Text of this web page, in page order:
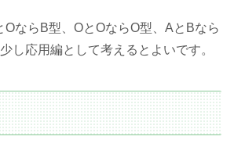
ならB型、OとOならO型、AとBなら
し応用編として考えるとよいです。